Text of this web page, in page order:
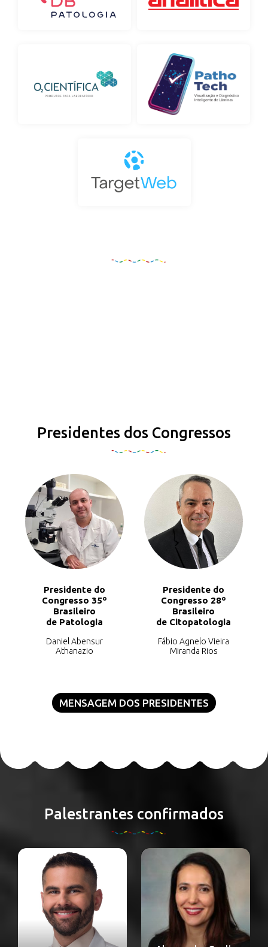
Presidentes dos Congressos
Presidente do
Congresso 35º
Brasileiro
de Patologia
Daniel Abensur
Athanazio
Presidente do
Congresso 28º
Brasileiro
de Citopatologia
Fábio Agnelo Vieira
Miranda Rios
MENSAGEM DOS PRESIDENTES
Palestrantes confirmados